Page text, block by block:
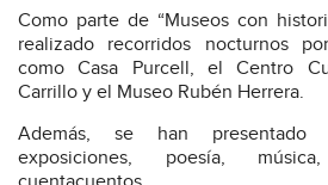
Como parte de “Museos con
realizado recorridos nocturnos
como Casa Purcell, el Centro
Carrillo y el Museo Rubén Herrera.
Además, se han presentado
exposiciones, poesía,